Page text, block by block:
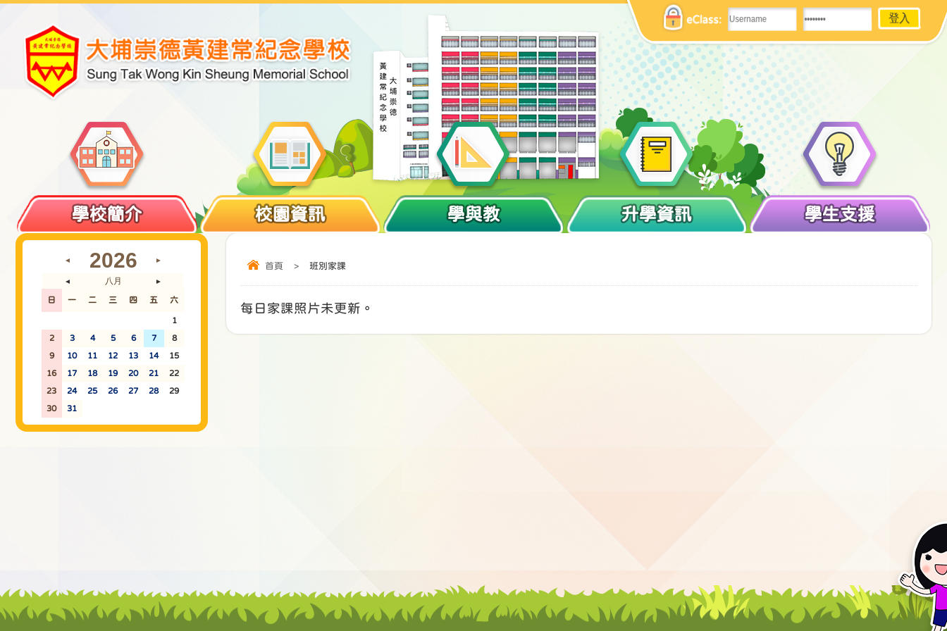
eClass:
學校簡介 校園資訊 學與教 升學資訊 學生支援
首頁 > 班別家課
每日家課照片未更新。
◄ 2026 ►
◄ 八月 ►
日 一 二 三 四 五 六
1
2 3 4 5 6 7 8
9 10 11 12 13 14 15
16 17 18 19 20 21 22
23 24 25 26 27 28 29
30 31